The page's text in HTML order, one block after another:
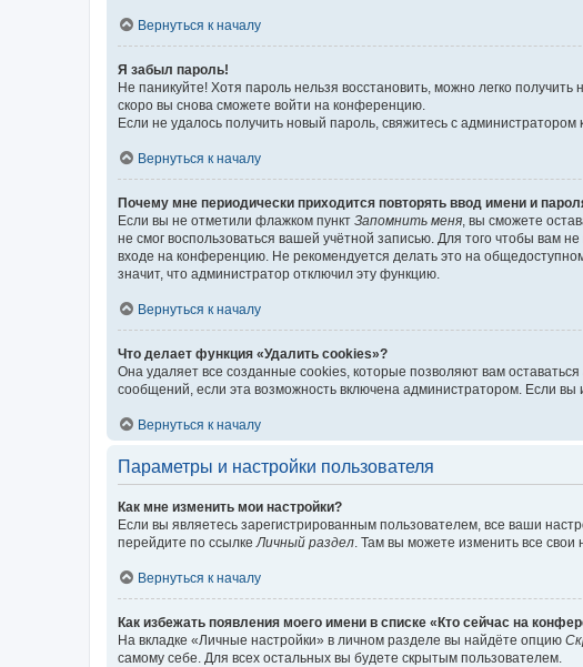
Вернуться к началу
Я забыл пароль!
Не паникуйте! Хотя пароль нельзя восстановить, можно легко
скоро вы снова сможете войти на конференцию.
Если не удалось получить новый пароль, свяжитесь с администратором
Вернуться к началу
Почему мне периодически приходится повторять ввод имени и
Если вы не отметили флажком пункт Запомнить меня , вы сможете
не смог воспользоваться вашей учётной записью. Для того чтобы вам
входе на конференцию. Не рекомендуется делать это на
значит, что администратор отключил эту функцию.
Вернуться к началу
Что делает функция «Удалить cookies»?
Она удаляет все созданные cookies, которые позволяют вам
сообщений, если эта возможность включена администратором. Если
Вернуться к началу
Параметры и настройки пользователя
Как мне изменить мои настройки?
Если вы являетесь зарегистрированным пользователем, все ваши
перейдите по ссылке Личный раздел . Там вы можете изменить все свои
Вернуться к началу
Как избежать появления моего имени в списке «Кто сейчас на
На вкладке «Личные настройки» в личном разделе вы найдёте опцию
самому себе. Для всех остальных вы будете скрытым пользователем.